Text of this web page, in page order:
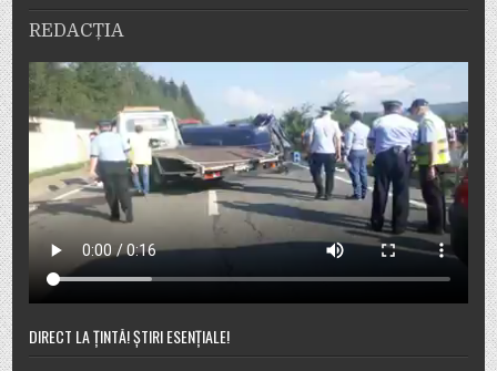
REDACȚIA
DIRECT LA ȚINTĂ! ȘTIRI ESENȚIALE!